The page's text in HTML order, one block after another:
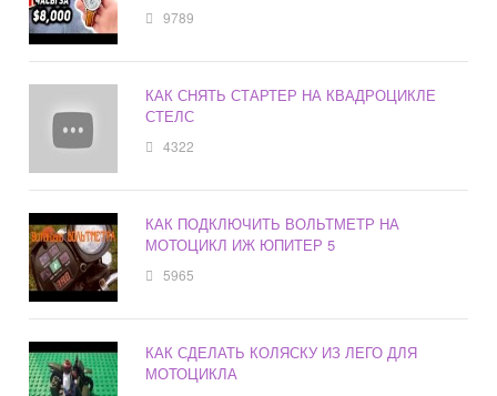
9789
КАК СНЯТЬ СТАРТЕР НА КВАДРОЦИКЛЕ
СТЕЛС
4322
КАК ПОДКЛЮЧИТЬ ВОЛЬТМЕТР НА
МОТОЦИКЛ ИЖ ЮПИТЕР 5
5965
КАК СДЕЛАТЬ КОЛЯСКУ ИЗ ЛЕГО ДЛЯ
МОТОЦИКЛА